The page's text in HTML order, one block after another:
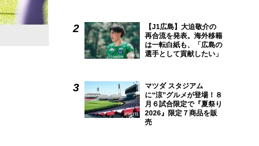
【J1広島】大迫敬介の
再合流を発表。海外移籍
は一転白紙も、「広島の
選手として貢献したい」
マツダ スタジアム
に“涼”グルメが登場！８
月６試合限定で『夏祭り
2026』限定７商品を販
売